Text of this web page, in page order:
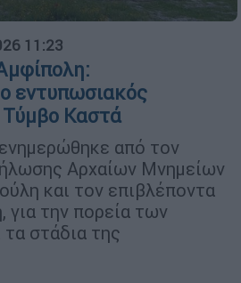
11:23
εντυπωσιακός
Τύμβο Καστά
από τον
Αρχαίων Μνημείων
και τον επιβλέποντα
για την πορεία των
στάδια της